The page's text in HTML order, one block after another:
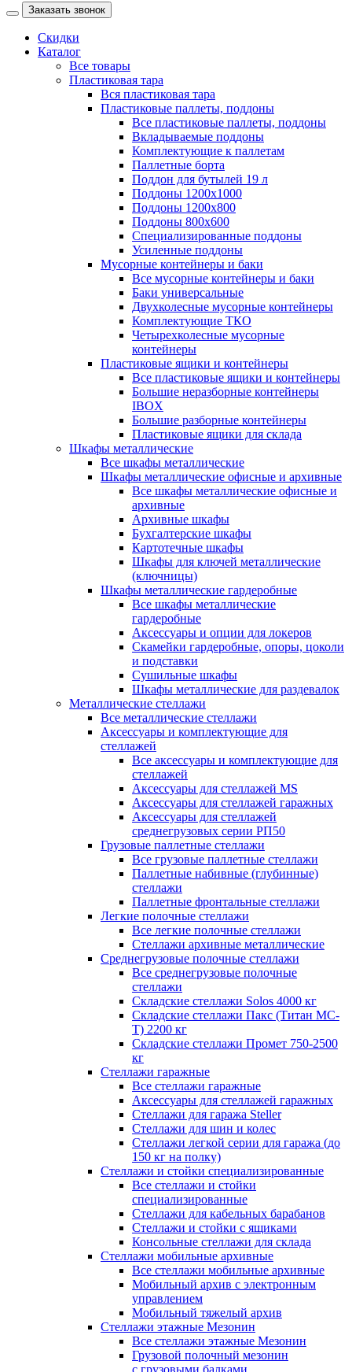
Заказать звонок
Скидки
Каталог
Все товары
Пластиковая тара
Вся пластиковая тара
Пластиковые паллеты, поддоны
Все пластиковые паллеты, поддоны
Вкладываемые поддоны
Комплектующие к паллетам
Паллетные борта
Поддон для бутылей 19 л
Поддоны 1200х1000
Поддоны 1200х800
Поддоны 800х600
Специализированные поддоны
Усиленные поддоны
Мусорные контейнеры и баки
Все мусорные контейнеры и баки
Баки универсальные
Двухколесные мусорные контейнеры
Комплектующие ТКО
Четырехколесные мусорные
контейнеры
Пластиковые ящики и контейнеры
Все пластиковые ящики и контейнеры
Большие неразборные контейнеры
IBOX
Большие разборные контейнеры
Пластиковые ящики для склада
Шкафы металлические
Все шкафы металлические
Шкафы металлические офисные и архивные
Все шкафы металлические офисные и
архивные
Архивные шкафы
Бухгалтерские шкафы
Картотечные шкафы
Шкафы для ключей металлические
(ключницы)
Шкафы металлические гардеробные
Все шкафы металлические
гардеробные
Аксессуары и опции для локеров
Скамейки гардеробные, опоры, цоколи
и подставки
Сушильные шкафы
Шкафы металлические для раздевалок
Металлические стеллажи
Все металлические стеллажи
Аксессуары и комплектующие для
стеллажей
Все аксессуары и комплектующие для
стеллажей
Аксессуары для стеллажей MS
Аксессуары для стеллажей гаражных
Аксессуары для стеллажей
среднегрузовых серии РП50
Грузовые паллетные стеллажи
Все грузовые паллетные стеллажи
Паллетные набивные (глубинные)
стеллажи
Паллетные фронтальные стеллажи
Легкие полочные стеллажи
Все легкие полочные стеллажи
Стеллажи архивные металлические
Среднегрузовые полочные стеллажи
Все среднегрузовые полочные
стеллажи
Складские стеллажи Solos 4000 кг
Складские стеллажи Пакс (Титан МС-
Т) 2200 кг
Складские стеллажи Промет 750-2500
кг
Стеллажи гаражные
Все стеллажи гаражные
Аксессуары для стеллажей гаражных
Стеллажи для гаража Steller
Стеллажи для шин и колес
Стеллажи легкой серии для гаража (до
150 кг на полку)
Стеллажи и стойки специализированные
Все стеллажи и стойки
специализированные
Стеллажи для кабельных барабанов
Стеллажи и стойки с ящиками
Консольные стеллажи для склада
Стеллажи мобильные архивные
Все стеллажи мобильные архивные
Мобильный архив с электронным
управлением
Мобильный тяжелый архив
Стеллажи этажные Мезонин
Все стеллажи этажные Мезонин
Грузовой полочный мезонин
с грузовыми балками